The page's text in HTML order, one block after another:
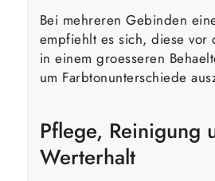
Bei mehreren Gebinden
empfiehlt es sich, diese vor
in einem groesseren
um Farbtonunterschiede
Pflege, Reinigung
Werterhalt